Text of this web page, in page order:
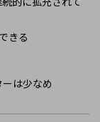
きる
は少なめ